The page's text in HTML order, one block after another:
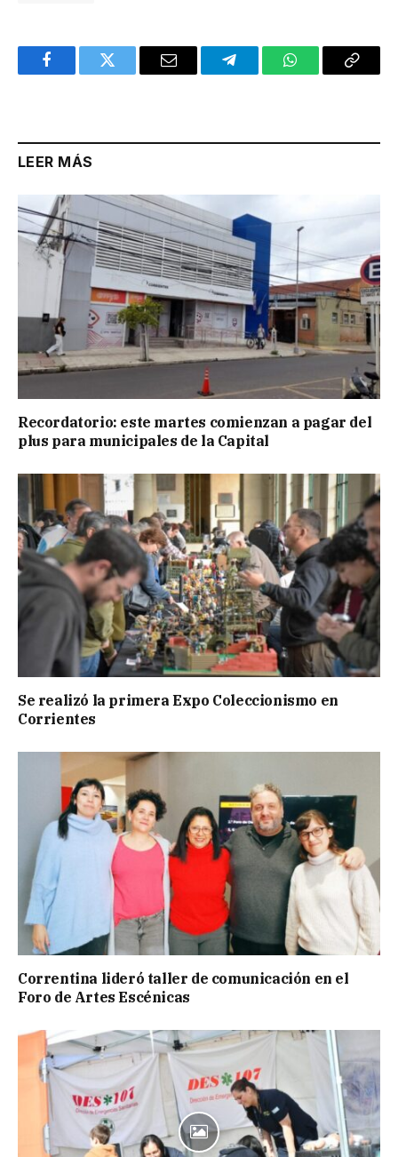
FacebookTwitter Email TelegramWhatsAppCopy
LEER MÁS
Recordatorio: este martes comienzan a pagar del
plus para municipales de la Capital
Se realizó la primera Expo Coleccionismo en
Corrientes
Correntina lideró taller de comunicación en el
Foro de Artes Escénicas